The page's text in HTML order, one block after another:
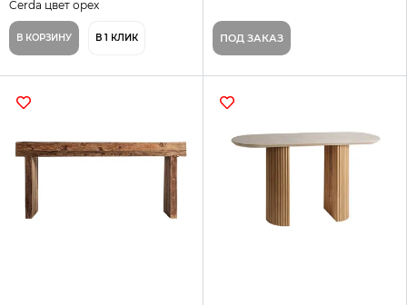
Cerda цвет орех
В КОРЗИНУ В 1 КЛИК ПОД ЗАКАЗ